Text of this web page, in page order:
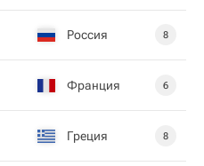
Россия 8
Франция 6
Греция 8